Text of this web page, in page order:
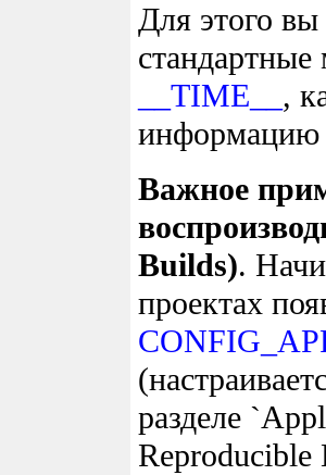
Для этого вы
__TIME__ ,
информацию
Важное
Builds).
проектах
разделе